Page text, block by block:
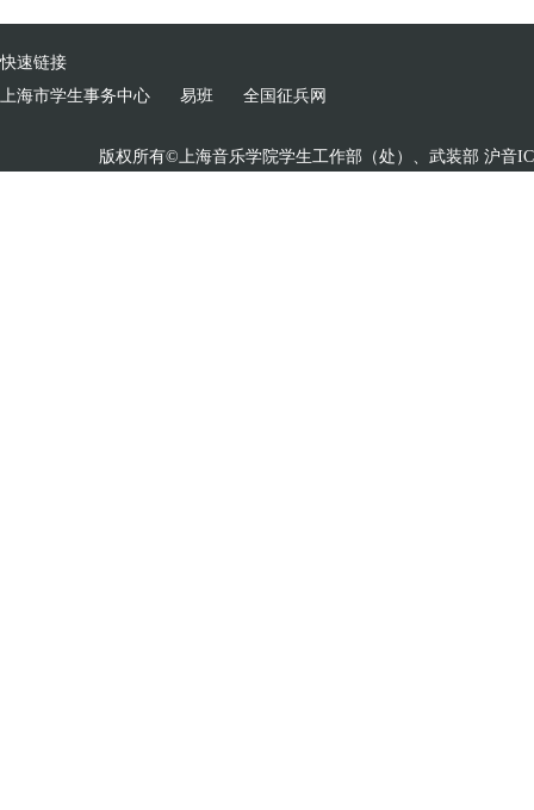
快速链接
上海市学生事务中心
易班 全国征兵网
版权所有©上海音乐学院学生工作部（处）、武装部 沪音